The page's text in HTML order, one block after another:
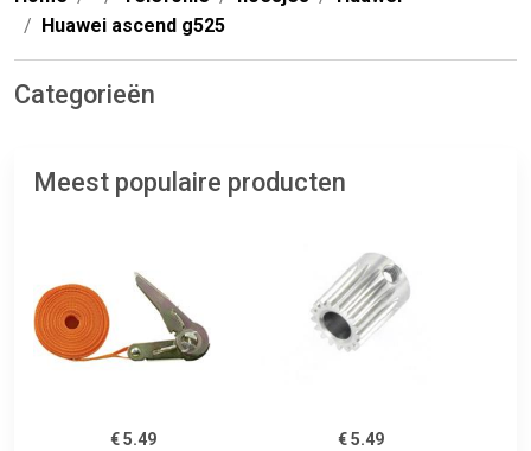
Huawei ascend g525
Categorieën
Meest populaire producten
€ 5.49
€ 5.49